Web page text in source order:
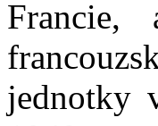
Francie,
jednotky